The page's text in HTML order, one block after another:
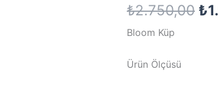
₺2.750,00 ₺
Bloom Küp
Ürün Ölçüsü